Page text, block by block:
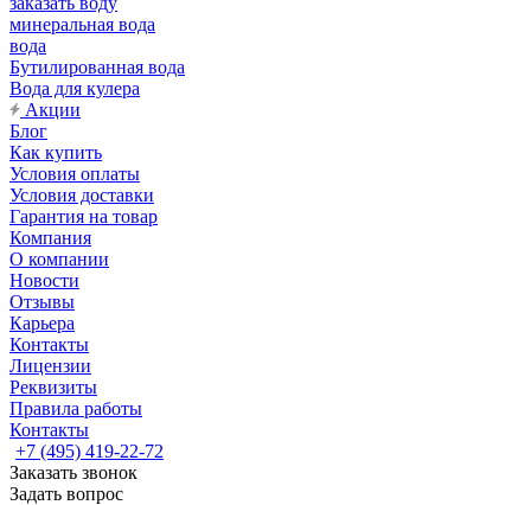
минеральная вода
вода
Бутилированная вода
Вода для кулера
Акции
Блог
Как купить
Условия оплаты
Условия доставки
Гарантия на товар
Компания
О компании
Новости
Отзывы
Карьера
Контакты
Лицензии
Реквизиты
Правила работы
Контакты
+7 (495) 419-22-72
Заказать звонок
Задать вопрос